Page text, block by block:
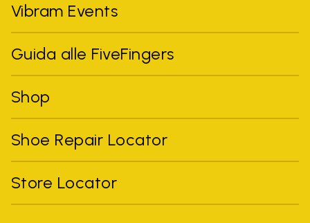
Vibram Events
Guida alle FiveFingers
Shop
Shoe Repair Locator
Store Locator